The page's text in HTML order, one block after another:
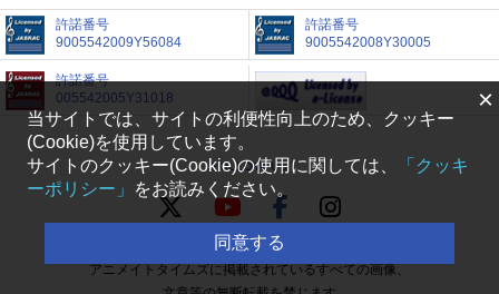
許諾番号
9005542009Y56084
許諾番号
9005542008Y30005
許諾番号
005542005Y31018
FOLLOW US
アニメイトタイムズに掲載されているすべての画像、
×
当サイトでは、サイトの利便性向上のため、クッキー
(Cookie)を使用しています。
サイトのクッキー(Cookie)の使用に関しては、
「クッキ
ーポリシー」
をお読みください。
同意する